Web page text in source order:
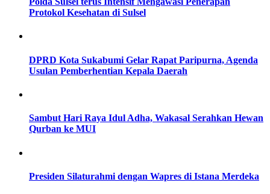
Protokol Kesehatan di Sulsel
DPRD Kota Sukabumi Gelar Rapat Paripurna, Agenda
Usulan Pemberhentian Kepala Daerah
Sambut Hari Raya Idul Adha, Wakasal Serahkan Hewan
Qurban ke MUI
Presiden Silaturahmi dengan Wapres di Istana Merdeka